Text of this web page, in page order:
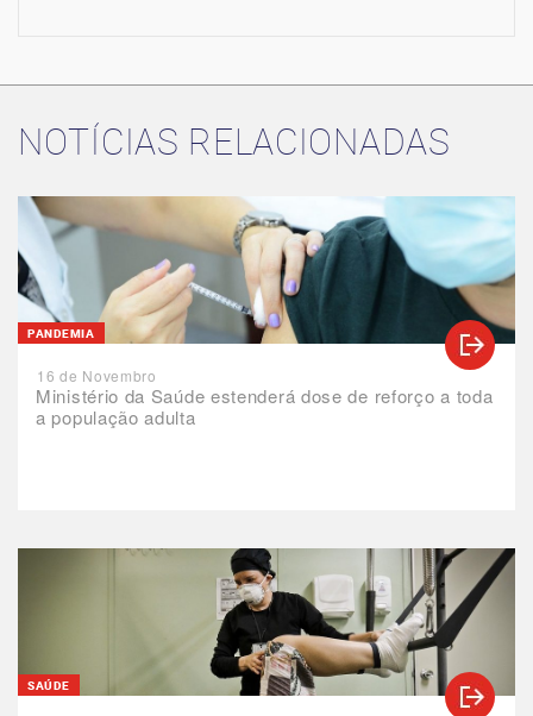
NOTÍCIAS RELACIONADAS
Ministério da Saúde estenderá dose de reforço a toda
a população adulta
PANDEMIA
16 de Novembro
SAÚDE